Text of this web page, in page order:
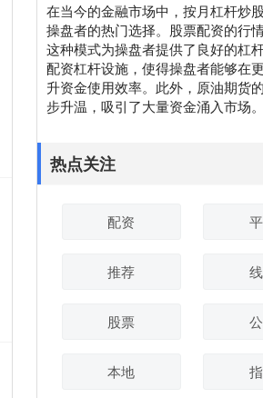
在当今的金融市场中，按月杠杆炒
操盘者的热门选择。股票配资的行
这种模式为操盘者提供了良好的杠
配资杠杆设施，使得操盘者能够在
升资金使用效率。此外，原油期货
步升温，吸引了大量资金涌入市场。
热点关注
配资
推荐
股票
本地